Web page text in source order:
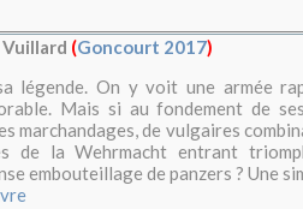
Vuillard (Goncourt 2017)
légende. On y voit une armée
Mais si au fondement de
marchandages, de vulgaires
de la Wehrmacht entrant
embouteillage de panzers ? Une